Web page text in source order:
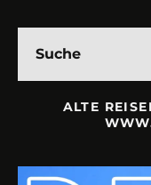
ALTE